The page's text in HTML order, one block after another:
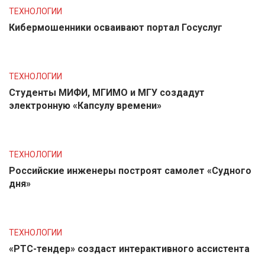
ТЕХНОЛОГИИ
Кибермошенники осваивают портал Госуслуг
ТЕХНОЛОГИИ
Студенты МИФИ, МГИМО и МГУ создадут
электронную «Капсулу времени»
ТЕХНОЛОГИИ
Российские инженеры построят самолет «Судного
дня»
ТЕХНОЛОГИИ
«РТС-тендер» создаст интерактивного ассистента